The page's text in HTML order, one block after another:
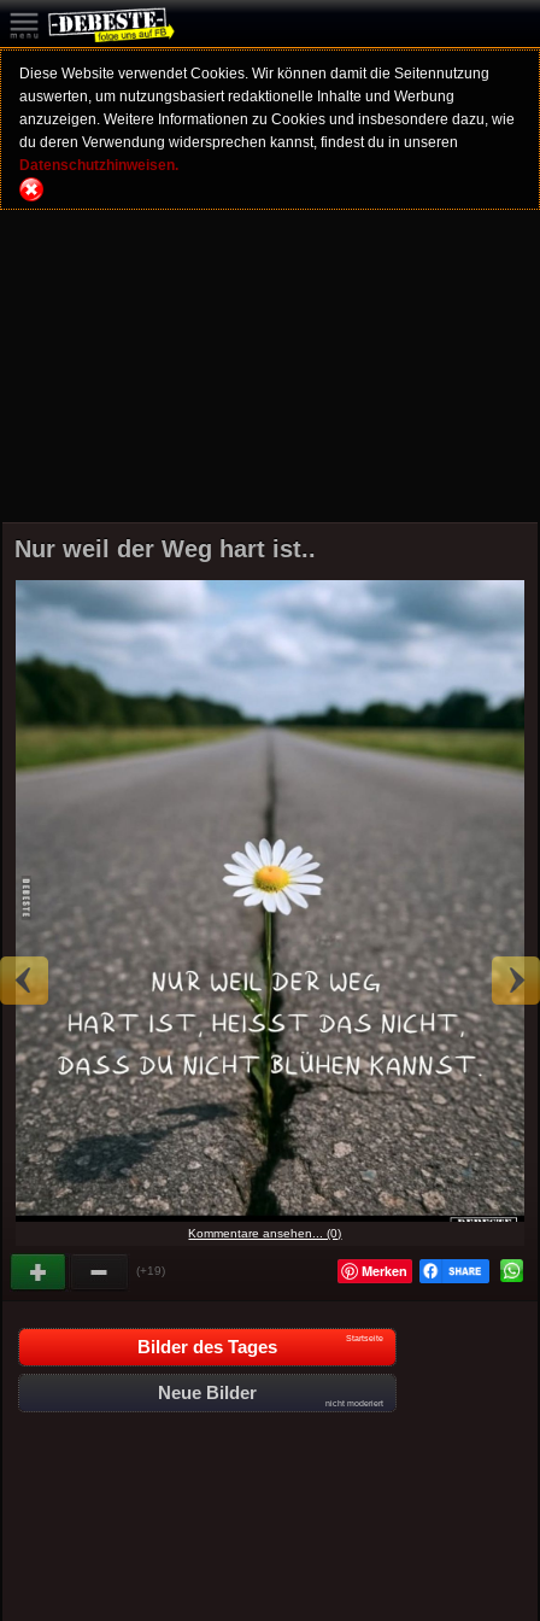
Diese Website verwendet Cookies. Wir können damit die Seitennutzung
auswerten, um nutzungsbasiert redaktionelle Inhalte und Werbung
anzuzeigen. Weitere Informationen zu Cookies und insbesondere dazu, wie
du deren Verwendung widersprechen kannst, findest du in unseren
Datenschutzhinweisen.
Nur weil der Weg hart ist..
Kommentare ansehen... (0)
(+19) Merken
Bilder des Tages Startseite
Neue Bilder
nicht moderiert